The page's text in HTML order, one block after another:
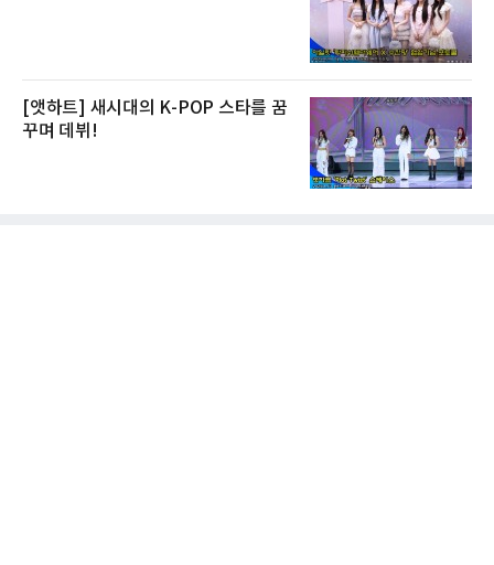
[앳하트] 새시대의 K-POP 스타를 꿈
꾸며 데뷔!